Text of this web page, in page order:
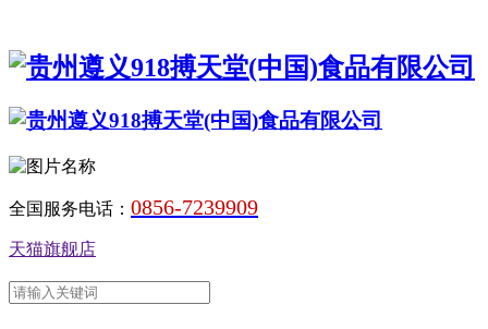
全国服务电话： 0856-7239909
天猫旗舰店